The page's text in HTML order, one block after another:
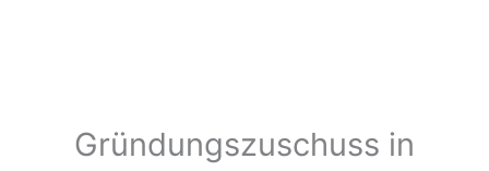
Gründungszuschuss in